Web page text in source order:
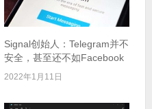
Signal创始人：Telegram并不
安全，甚至还不如Facebook
2022年1月11日